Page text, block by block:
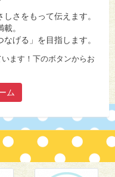
さをもって伝えます。
。
げる」を目指します。
ます！下のボタンからお
ム